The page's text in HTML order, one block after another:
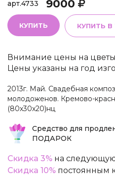
арт.4733 9000
КУПИТЬ КУПИТЬ В
Внимание цены на
Цены указаны на год
2013г. Май. Свадебная
молодоженов. Кремово-
(80х30х20)нц
Средство для
ПОДАРОК
Скидка 3% на
Скидка 10% постоянным